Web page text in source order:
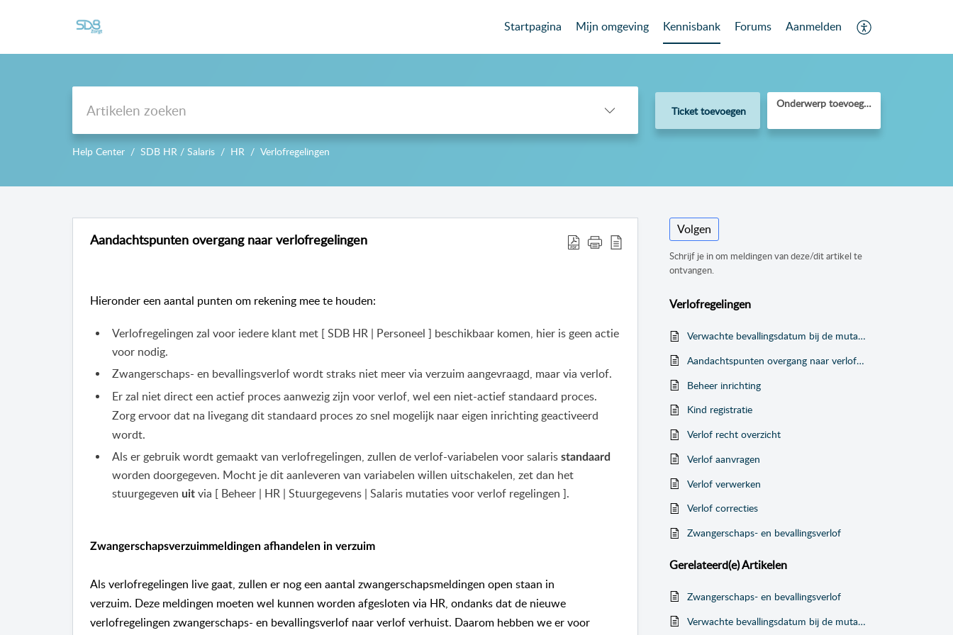
Startpagina Mijn omgeving Kennisbank Forums Aanmelden
Ticket toevoegen
Onderwerp toevoegen
Help Center SDB HR / Salaris HR Verlofregelingen
Aandachtspunten overgang naar verlofregelingen
Hieronder een aantal punten om rekening mee te houden:
Verlofregelingen zal voor iedere klant met [ SDB HR | Personeel ] beschikbaar komen, hier is geen actie
voor nodig.
Zwangerschaps- en bevallingsverlof wordt straks niet meer via verzuim aangevraagd, maar via verlof.
Er zal niet direct een actief proces aanwezig zijn voor verlof, wel een niet-actief standaard proces.
Zorg ervoor dat na livegang dit standaard proces zo snel mogelijk naar eigen inrichting geactiveerd
wordt.
Als er gebruik wordt gemaakt van verlofregelingen, zullen de verlof-variabelen voor salaris standaard
worden doorgegeven. Mocht je dit aanleveren van variabelen willen uitschakelen, zet dan het
stuurgegeven uit via [ Beheer | HR | Stuurgegevens | Salaris mutaties voor verlof regelingen ].
Zwangerschapsverzuimmeldingen afhandelen in verzuim
Als verlofregelingen live gaat, zullen er nog een aantal zwangerschapsmeldingen open staan in
verzuim. Deze meldingen moeten wel kunnen worden afgesloten via HR, ondanks dat de nieuwe
verlofregelingen zwangerschaps- en bevallingsverlof naar verlofverhuist. Daarom hebben we er voor
Volgen
Schrijf je in om meldingen van deze/dit artikel te
ontvangen.
Verlofregelingen
Verwachte bevallingsdatum bij de mutatie voor zwangerschaps- en bevallingsverlof
Aandachtspunten overgang naar verlofregelingen
Beheer inrichting
Kind registratie
Verlof recht overzicht
Verlof aanvragen
Verlof verwerken
Verlof correcties
Zwangerschaps- en bevallingsverlof
Gerelateerd(e)Artikelen
Zwangerschaps- en bevallingsverlof
Verwachte bevallingsdatum bij de mutatie voor zwangerschaps- en bevallingsverlof